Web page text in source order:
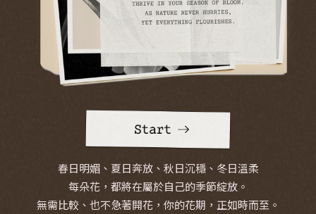
春日明媚、夏日奔放、秋日沉穩、冬日溫柔
每朵花，都將在屬於自己的季節綻放。
無需比較、也不急著開花，你的花期，正如時而至。